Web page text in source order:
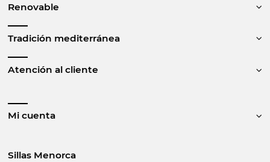
Renovable
Tradición mediterránea
Atención al cliente
Mi cuenta
Sillas Menorca